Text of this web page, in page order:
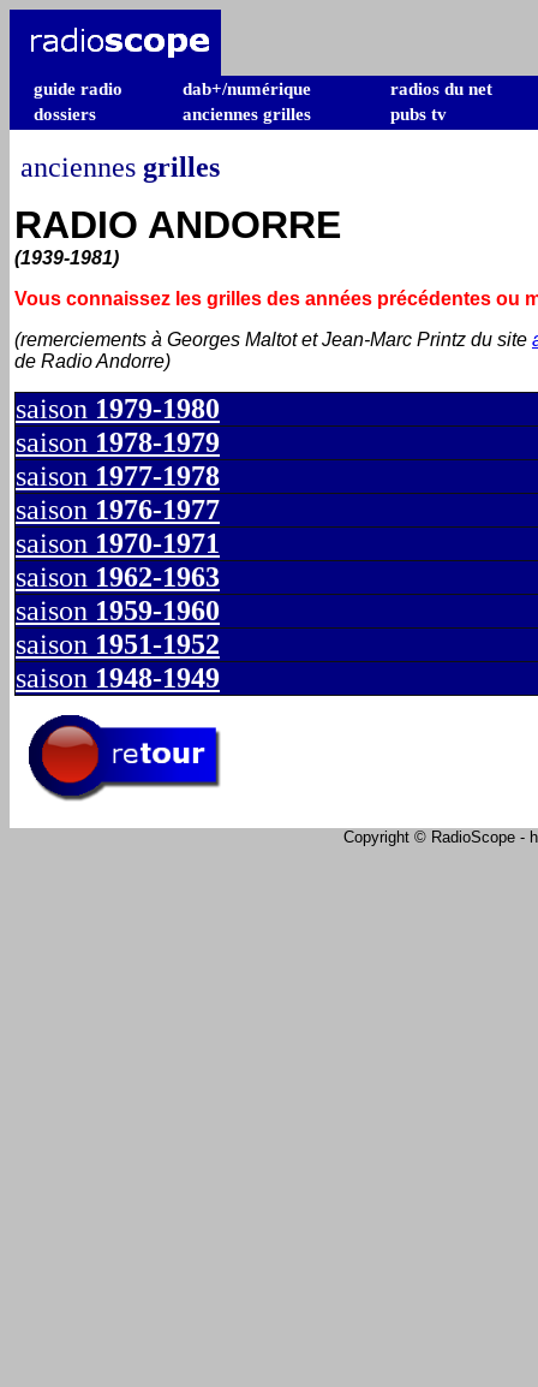
guide radio dab+/numérique
radios du net
dossiers
anciennes grilles pubs tv
anciennes grilles
RADIO ANDORRE
(1939-1981)
Vous connaissez les grilles des années précédentes ou
(remerciements à Georges Maltot et Jean-Marc Printz du site
de Radio Andorre)
saison 1979-1980
saison 1978-1979
saison 1977-1978
saison 1976-1977
saison 1970-1971
saison 1962-1963
saison 1959-1960
saison 1951-1952
saison 1948-1949
Copyright © RadioScope -